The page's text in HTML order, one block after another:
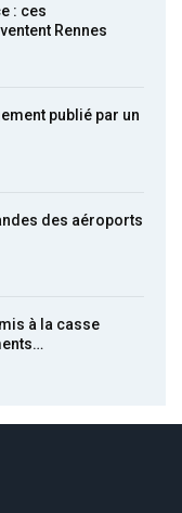
: ces
Rennes
publié par un
des aéroports
à la casse